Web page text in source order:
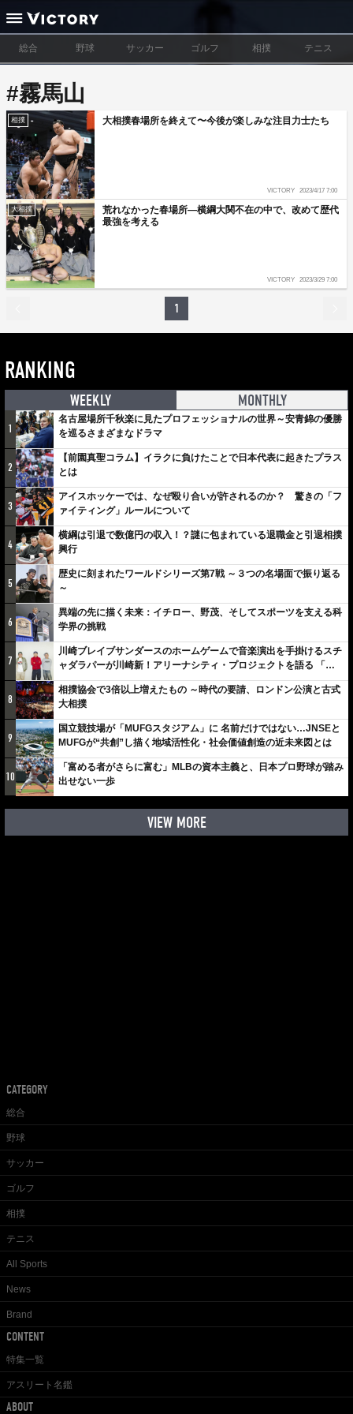
総合 野球 サッカー ゴルフ 相撲 テニス
#霧馬山
相撲 大相撲春場所を終えて〜今後が楽しみな注目力士たち
VICTORY 2023/4/17 7:00
大相撲
荒れなかった春場所―横綱大関不在の中で、改めて歴代
最強を考える
VICTORY 2023/3/29 7:00
1
RANKING
WEEKLY MONTHLY
1
名古屋場所千秋楽に見たプロフェッショナルの世界～安青錦の優勝
を巡るさまざまなドラマ
2
【前園真聖コラム】イラクに負けたことで日本代表に起きたプラス
とは
3
アイスホッケーでは、なぜ殴り合いが許されるのか？ 驚きの「フ
ァイティング」ルールについて
4
横綱は引退で数億円の収入！？謎に包まれている退職金と引退相撲
興行
5
歴史に刻まれたワールドシリーズ第7戦 ～３つの名場面で振り返る
～
6
異端の先に描く未来：イチロー、野茂、そしてスポーツを支える科
学界の挑戦
7
川崎ブレイブサンダースのホームゲームで音楽演出を手掛けるスチ
ャダラパーが川崎新！アリーナシティ・プロジェクトを語る 「楽
しみでしかないでしょ。川崎は、ずっと成長曲線だから」
8
相撲協会で3倍以上増えたもの ～時代の要請、ロンドン公演と古式
大相撲
9
国立競技場が「MUFGスタジアム」に 名前だけではない…JNSEと
MUFGが“共創”し描く地域活性化・社会価値創造の近未来図とは
10
「富める者がさらに富む」MLBの資本主義と、日本プロ野球が踏み
出せない一歩
VIEW MORE
CATEGORY
総合
野球
サッカー
ゴルフ
相撲
テニス
All Sports
News
Brand
CONTENT
特集一覧
アスリート名鑑
ABOUT